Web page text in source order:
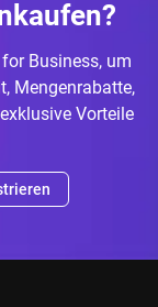
Business, um
Mengenrabatte,
Vorteile